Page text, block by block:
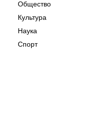
Общество
Культура
Наука
Спорт